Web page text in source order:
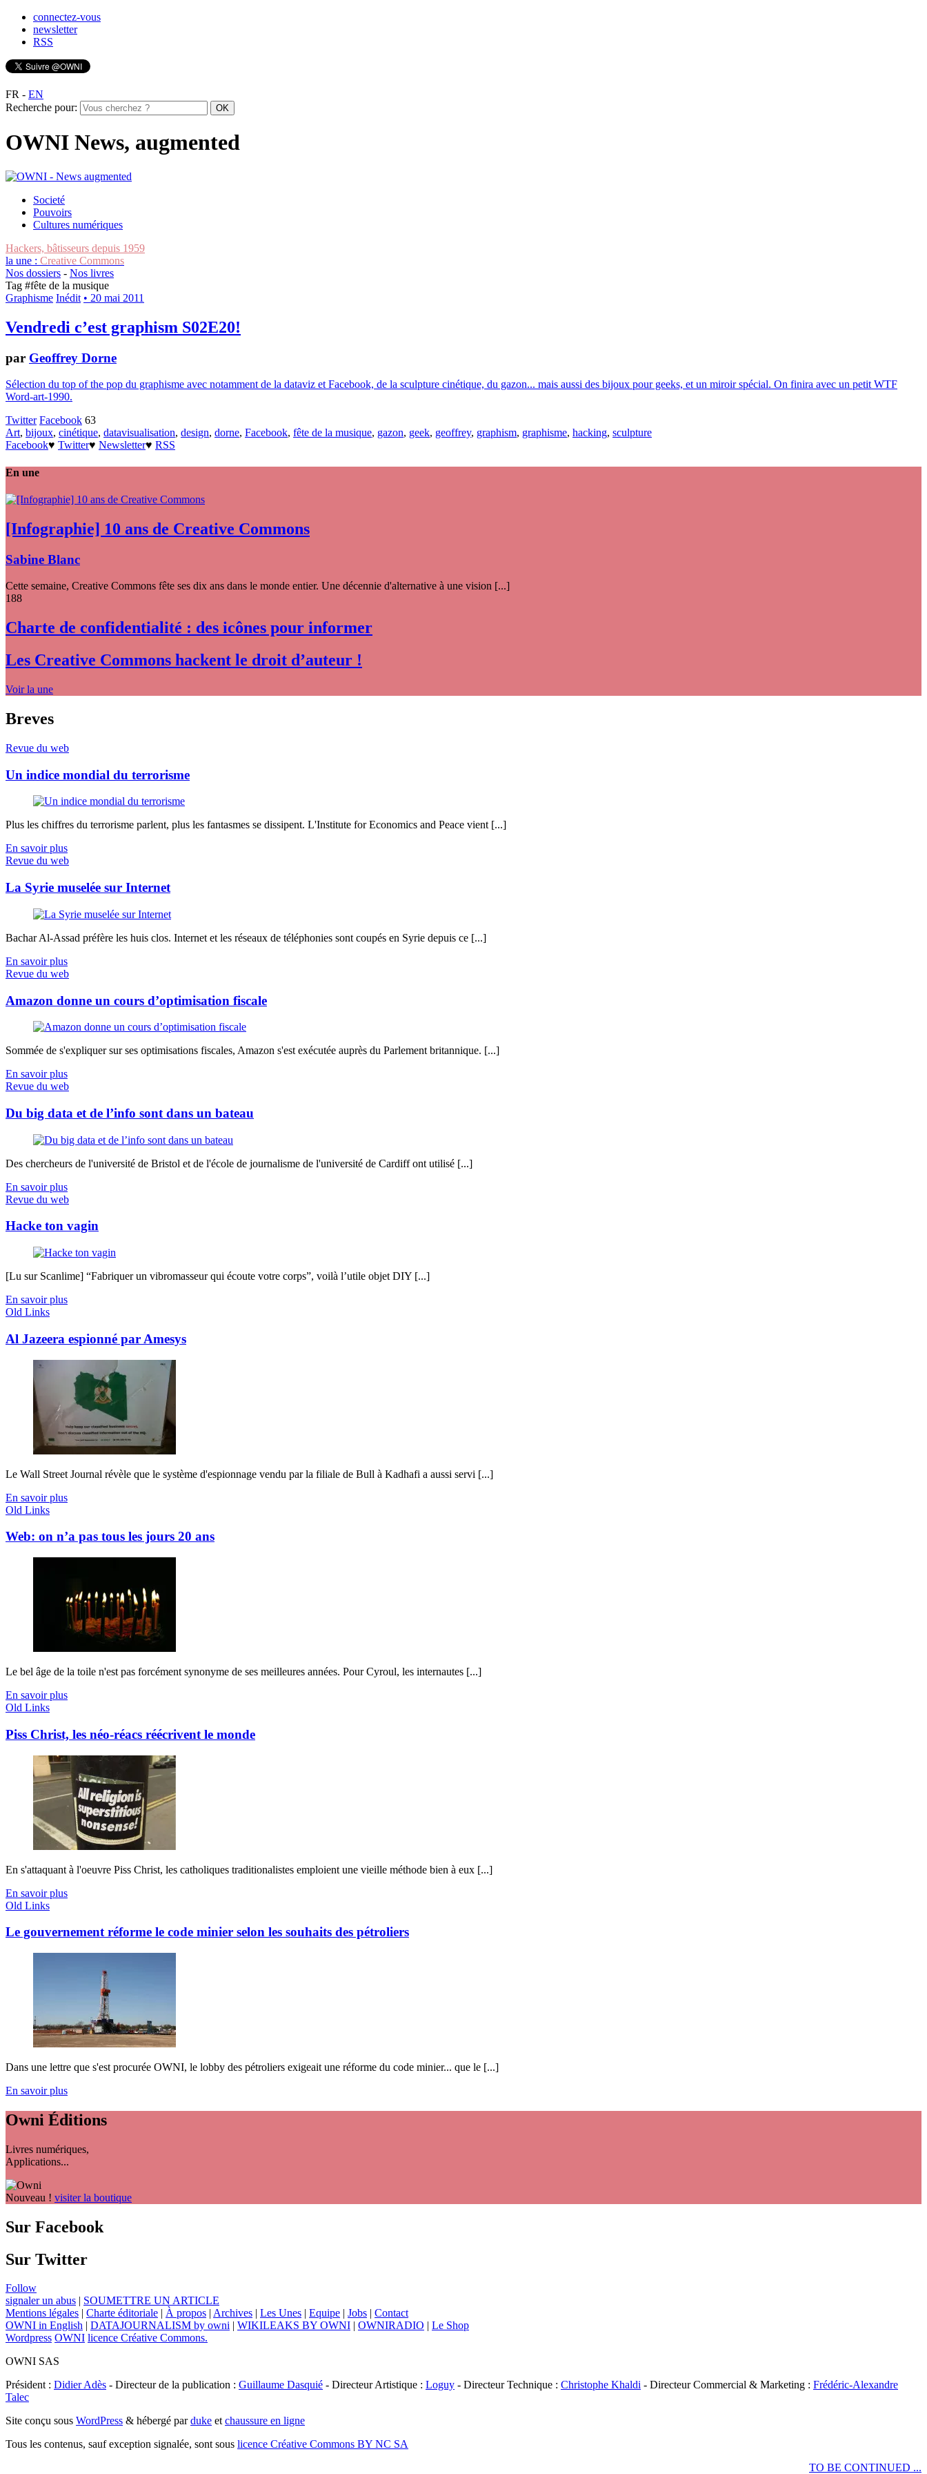
connectez-vous
newsletter
RSS
FR - EN
Recherche pour:
OWNI News, augmented
Societé
Pouvoirs
Cultures numériques
Hackers, bâtisseurs depuis 1959
la une : Creative Commons
Nos dossiers - Nos livres
Tag #fête de la musique
Graphisme Inédit • 20 mai 2011
Vendredi c’est graphism S02E20!
par Geoffrey Dorne
Sélection du top of the pop du graphisme avec notamment de la dataviz et Facebook, de la sculpture cinétique, du gazon... mais aussi des bijoux pour geeks, et un miroir spécial. On finira avec un petit WTF
Word-art-1990.
Twitter Facebook 63
Art, bijoux, cinétique, datavisualisation, design, dorne, Facebook, fête de la musique, gazon, geek, geoffrey, graphism, graphisme, hacking, sculpture
Facebook♥ Twitter♥ Newsletter♥ RSS
En une
[Infographie] 10 ans de Creative Commons
Sabine Blanc
Cette semaine, Creative Commons fête ses dix ans dans le monde entier. Une décennie d'alternative à une vision [...]
188
Charte de confidentialité : des icônes pour informer
Les Creative Commons hackent le droit d’auteur !
Voir la une
Breves
Revue du web
Un indice mondial du terrorisme
Plus les chiffres du terrorisme parlent, plus les fantasmes se dissipent. L'Institute for Economics and Peace vient [...]
En savoir plus
Revue du web
La Syrie muselée sur Internet
Bachar Al-Assad préfère les huis clos. Internet et les réseaux de téléphonies sont coupés en Syrie depuis ce [...]
En savoir plus
Revue du web
Amazon donne un cours d’optimisation fiscale
Sommée de s'expliquer sur ses optimisations fiscales, Amazon s'est exécutée auprès du Parlement britannique. [...]
En savoir plus
Revue du web
Du big data et de l’info sont dans un bateau
Des chercheurs de l'université de Bristol et de l'école de journalisme de l'université de Cardiff ont utilisé [...]
En savoir plus
Revue du web
Hacke ton vagin
[Lu sur Scanlime] “Fabriquer un vibromasseur qui écoute votre corps”, voilà l’utile objet DIY [...]
En savoir plus
Old Links
Al Jazeera espionné par Amesys
Le Wall Street Journal révèle que le système d'espionnage vendu par la filiale de Bull à Kadhafi a aussi servi [...]
En savoir plus
Old Links
Web: on n’a pas tous les jours 20 ans
Le bel âge de la toile n'est pas forcément synonyme de ses meilleures années. Pour Cyroul, les internautes [...]
En savoir plus
Old Links
Piss Christ, les néo-réacs réécrivent le monde
En s'attaquant à l'oeuvre Piss Christ, les catholiques traditionalistes emploient une vieille méthode bien à eux [...]
En savoir plus
Old Links
Le gouvernement réforme le code minier selon les souhaits des pétroliers
Dans une lettre que s'est procurée OWNI, le lobby des pétroliers exigeait une réforme du code minier... que le [...]
En savoir plus
Owni Éditions
Livres numériques,
Applications...
Nouveau ! visiter la boutique
Sur Facebook
Sur Twitter
Follow
signaler un abus
SOUMETTRE UN ARTICLE
Mentions légales
Charte éditoriale À propos Archives Les Unes Equipe Jobs
Contact
OWNI in English
DATAJOURNALISM by owni WIKILEAKS BY OWNI OWNIRADIO
Le Shop
Wordpress OWNI licence Créative Commons.
OWNI SAS
Président : Didier Adès - Directeur de la publication : Guillaume Dasquié - Directeur Artistique : Loguy - Directeur Technique : Christophe Khaldi - Directeur Commercial & Marketing : Frédéric-Alexandre
Talec
Site conçu sous WordPress & hébergé parduke etchaussure en ligne
Tous les contenus, sauf exception signalée, sont sous licence Créative Commons BY NC SA
TO BE CONTINUED ...